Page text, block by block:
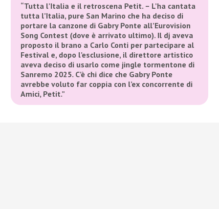
“Tutta l’Italia e il retroscena Petit. – L’ha cantata
tutta l’Italia, pure San Marino che ha deciso di
portare la canzone di Gabry Ponte all’Eurovision
Song Contest (dove è arrivato ultimo). Il dj aveva
proposto il brano a Carlo Conti per partecipare al
Festival e, dopo l’esclusione, il direttore artistico
aveva deciso di usarlo come jingle tormentone di
Sanremo 2025. C’è chi dice che Gabry Ponte
avrebbe voluto far coppia con l’ex concorrente di
Amici, Petit.”